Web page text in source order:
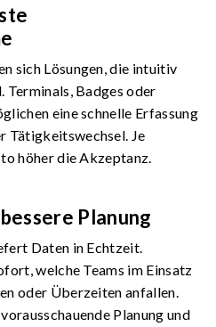
sich Lösungen, die intuitiv
Terminals, Badges oder
eine schnelle Erfassung
Tätigkeitswechsel. Je
höher die Akzeptanz.
Planung
Daten in Echtzeit.
welche Teams im Einsatz
oder Überzeiten anfallen.
Planung und